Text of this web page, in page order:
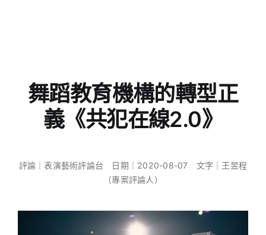
舞蹈教育機構的轉型正
義《共犯在線2.0》
評論｜表演藝術評論台 日期｜2020-08-07 文字｜王昱程
（專案評論人）